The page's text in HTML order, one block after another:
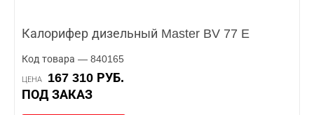
Калорифер дизельный Master BV 77 E
Код товара — 840165
ЦЕНА
167 310 РУБ.
ПОД ЗАКАЗ